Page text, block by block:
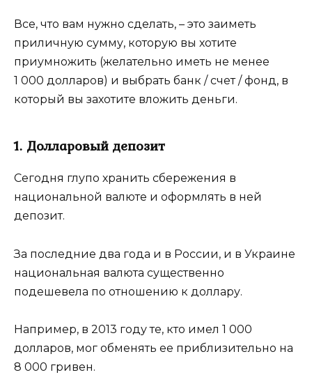
Все, что вам нужно сделать, – это заиметь
приличную сумму, которую вы хотите
приумножить (желательно иметь не менее
1 000 долларов) и выбрать банк / счет / фонд, в
который вы захотите вложить деньги.
1. Долларовый депозит
Сегодня глупо хранить сбережения в
национальной валюте и оформлять в ней
депозит.
За последние два года и в России, и в Украине
национальная валюта существенно
подешевела по отношению к доллару.
Например, в 2013 году те, кто имел 1 000
долларов, мог обменять ее приблизительно на
8 000 гривен.